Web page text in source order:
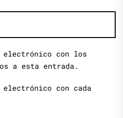
electrónico con los
a esta entrada.
con cada